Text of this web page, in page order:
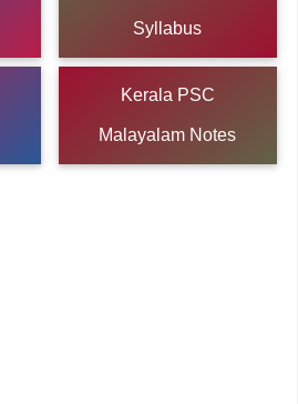
Syllabus
Kerala PSC
Malayalam Notes